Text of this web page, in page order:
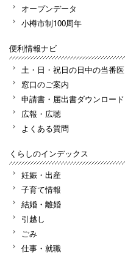
オープンデータ
小樽市制100周年
便利情報ナビ
土・日・祝日の日中の当番医
窓口のご案内
申請書・届出書ダウンロード
広報・広聴
よくある質問
くらしのインデックス
妊娠・出産
子育て情報
結婚・離婚
引越し
ごみ
仕事・就職